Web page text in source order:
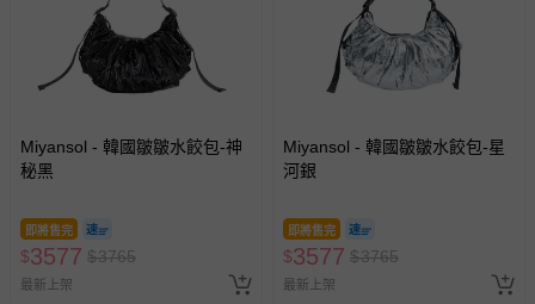
Miyansol - 韓國皺皺水餃包-神
秘黑
即將售完
$3577 $3765
最新上架
Miyansol - 韓國皺皺水餃包-星
河銀
即將售完
$3577 $3765
最新上架